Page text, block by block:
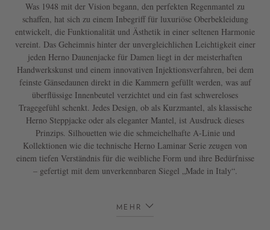
Was 1948 mit der Vision begann, den perfekten Regenmantel zu
schaffen, hat sich zu einem Inbegriff für luxuriöse Oberbekleidung
entwickelt, die Funktionalität und Ästhetik in einer seltenen Harmonie
vereint. Das Geheimnis hinter der unvergleichlichen Leichtigkeit einer
jeden Herno Daunenjacke für Damen liegt in der meisterhaften
Handwerkskunst und einem innovativen Injektionsverfahren, bei dem
feinste Gänsedaunen direkt in die Kammern gefüllt werden, was auf
überflüssige Innenbeutel verzichtet und ein fast schwereloses
Tragegefühl schenkt. Jedes Design, ob als Kurzmantel, als klassische
Herno Steppjacke oder als eleganter Mantel, ist Ausdruck dieses
Prinzips. Silhouetten wie die schmeichelhafte A-Linie und
Kollektionen wie die technische Herno Laminar Serie zeugen von
einem tiefen Verständnis für die weibliche Form und ihre Bedürfnisse
– gefertigt mit dem unverkennbaren Siegel „Made in Italy“.
MEHR